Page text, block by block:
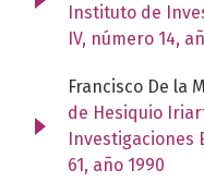
Instituto de
IV, número 14,
Francisco De la
de Hesiquio
Investigaciones
61, año 1990